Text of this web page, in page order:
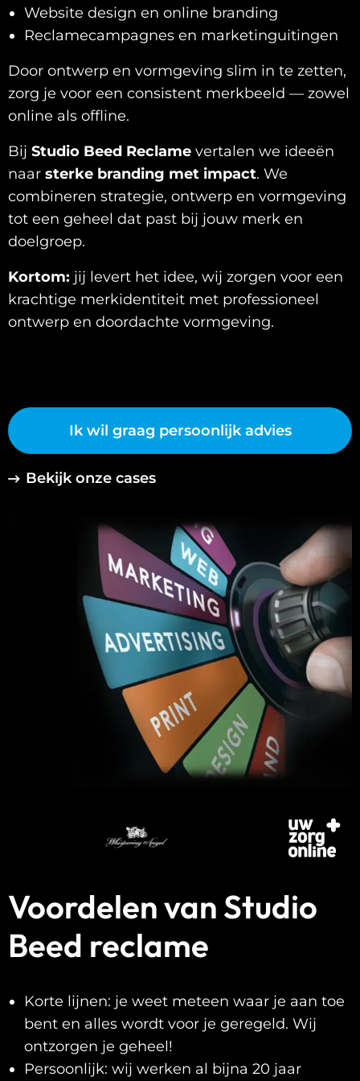
Website design en online branding
Reclamecampagnes en marketinguitingen
Door ontwerp en vormgeving slim in te zetten,
zorg je voor een consistent merkbeeld — zowel
online als offline.
Bij Studio Beed Reclame vertalen we ideeën
naar sterke branding met impact. We
combineren strategie, ontwerp en vormgeving
tot een geheel dat past bij jouw merk en
doelgroep.
Kortom: jij levert het idee, wij zorgen voor een
krachtige merkidentiteit met professioneel
ontwerp en doordachte vormgeving.
Ik wil graag persoonlijk advies
Bekijk onze cases
Voordelen van Studio
Beed reclame
Korte lijnen: je weet meteen waar je aan toe
bent en alles wordt voor je geregeld. Wij
ontzorgen je geheel!
Persoonlijk: wij werken al bijna 20 jaar